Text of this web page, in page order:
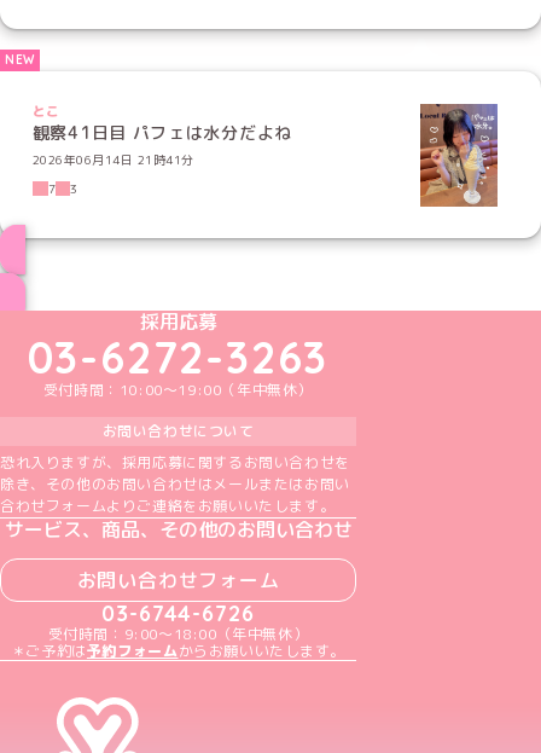
とこ
観察41日目 パフェは水分だよね
2026年06月14日 21時41分
7
3
めいどりーみんTikTok公式アカウント
めいどりーみんX公式アカウント
めいどりーみんInstagram公式アカウント
めいどりーみんFacebook公式アカウン
めいどりーみんYouTube公式アカ
採用応募
03-6272-3263
受付時間：10:00～19:00（年中無休）
お問い合わせについて
恐れ入りますが、採用応募に関するお問い合わせを
除き、その他のお問い合わせはメールまたはお問い
合わせフォームよりご連絡をお願いいたします。
サービス、商品、その他のお問い合わせ
お問い合わせフォーム
03-6744-6726
受付時間：9:00～18:00（年中無休）
＊ご予約は予約フォームからお願いいたします。